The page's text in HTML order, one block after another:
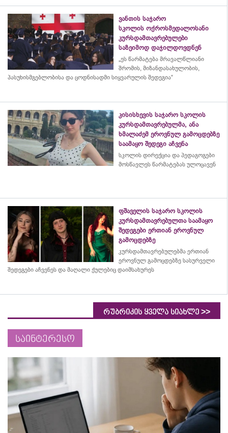
ვანთის საჯარო
სკოლის ოქროსმედალოსანი
კურსდამთავრებულები
საზეიმოდ დაჯილდოვდნენ
„ეს წარმატება მრავალწლიანი
შრომის, მიზანდასახულობის,
პასუხისმგებლობისა და ცოდნისადმი სიყვარულის შედეგია“
კისისხევის საჯარო სკოლის
კურსდამთავრებულმა, ანა
ხმალაძემ ეროვნულ გამოცდებზე
საამაყო შედეგი აჩვენა
სკოლის დირექცია და პედაგოგები
მოსწავლეს წარმატებას ულოცავენ
ფშაველის საჯარო სკოლის
კურსდამთავრებულთა საამაყო
შედეგები ერთიან ეროვნულ
გამოცდებზე
კურსდამთავრებულებმა ერთიან
ეროვნულ გამოცდებზე სასურველი
შედეგები აჩვენეს და მაღალი ქულებიც დაიმსახურეს
რუბრიკის ყველა სიახლე >>
საინტერესო